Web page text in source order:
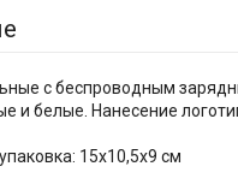
с беспроводным
и белые. Нанесение
15x10,5x9 см